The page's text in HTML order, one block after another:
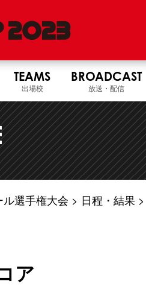
TEAMS
出場校
BROADCAST
放送・配信
選手権大会 日程・結果
ア